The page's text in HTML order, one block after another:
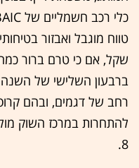
שקל, אם כי טרם ברור
ברבעון השלישי של השנה
רחב של דגמים, ובהם
8.